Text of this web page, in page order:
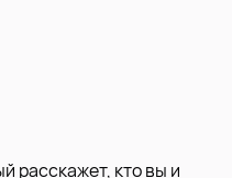
расскажет, кто вы и